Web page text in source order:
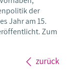
der
Jahr am 15.
Zum
zurück